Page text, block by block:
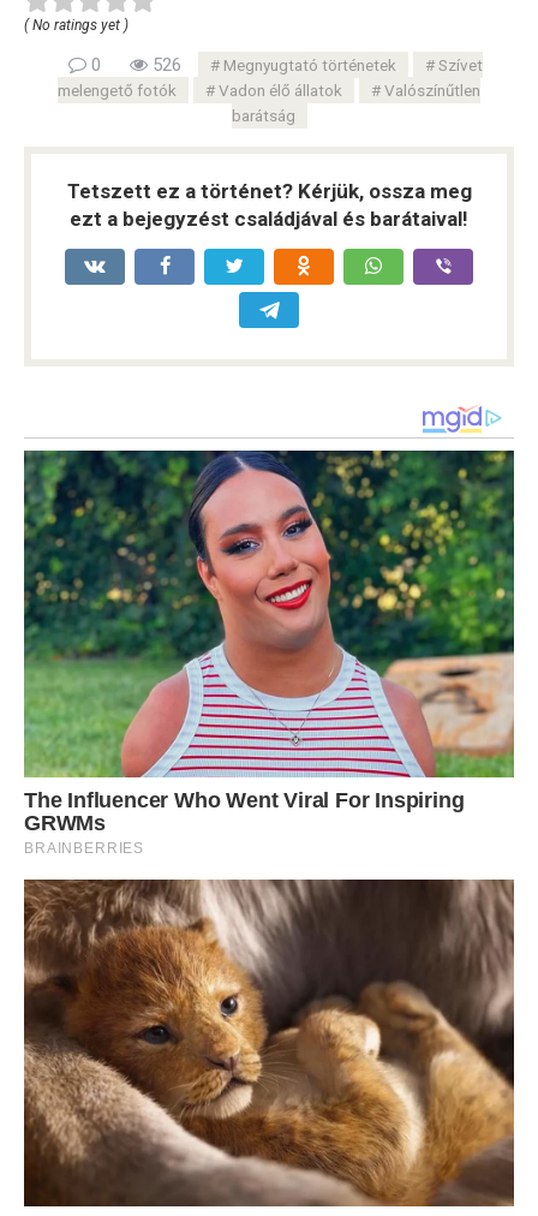
( No ratings yet )
0 526 Megnyugtató történetek
Szívet
melengető fotók
Vadon élő állatok
Valószínűtlen
barátság
Tetszett ez a történet? Kérjük, ossza meg
ezt a bejegyzést családjával és barátaival!